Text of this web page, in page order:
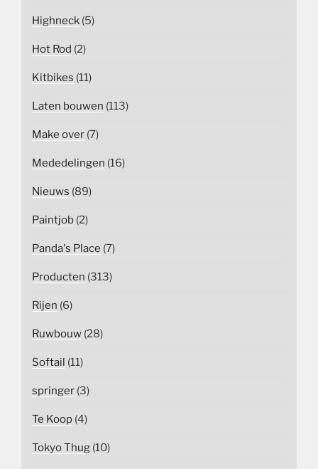
Highneck (5)
Hot Rod (2)
Kitbikes (11)
Laten bouwen (113)
Make over (7)
Mededelingen (16)
Nieuws (89)
Paintjob (2)
Panda's Place (7)
Producten (313)
Rijen (6)
Ruwbouw (28)
Softail (11)
springer (3)
Te Koop (4)
Tokyo Thug (10)